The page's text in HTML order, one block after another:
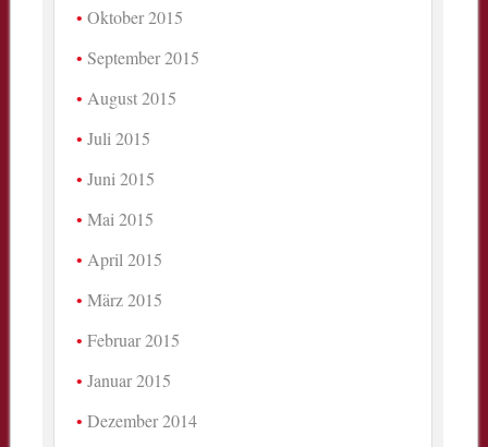
Oktober 2015
September 2015
August 2015
Juli 2015
Juni 2015
Mai 2015
April 2015
März 2015
Februar 2015
Januar 2015
Dezember 2014